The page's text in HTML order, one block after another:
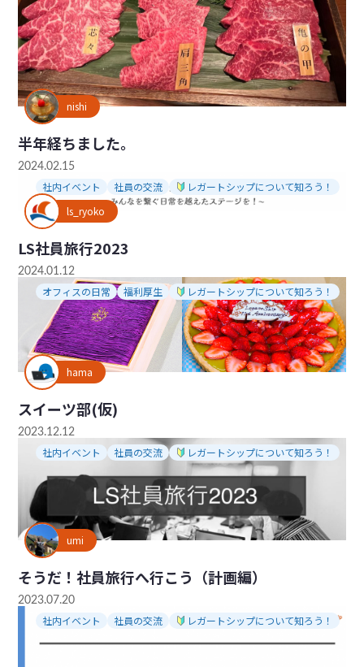
nishi
半年経ちました。
2024.02.15
社内イベント 社員の交流
レガートシップについて知ろう！
ls_ryoko
LS社員旅行2023
2024.01.12
オフィスの日常 福利厚生 レガートシップについて知ろう！
hama
スイーツ部(仮)
2023.12.12
社内イベント 社員の交流 レガートシップについて知ろう！
umi
そうだ！社員旅行へ行こう（計画編）
2023.07.20
社内イベント 社員の交流 レガートシップについて知ろう！